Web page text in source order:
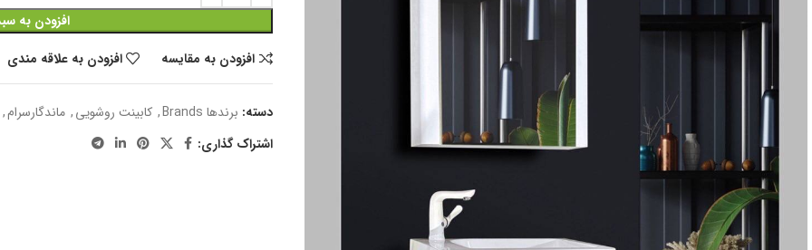
افزودن به
افزودن به مقایسه
افزودن به علاقه مندی
دسته: برندها Brands , کابینت روشویی, ماندگارسرام,
اشتراک گذاری: